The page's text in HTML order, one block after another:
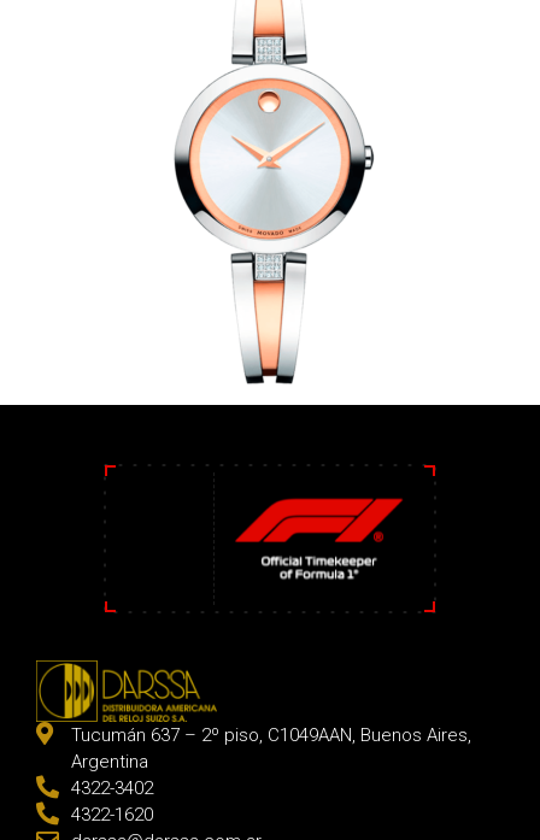
Tucumán 637 – 2º piso, C1049AAN, Buenos Aires,
Argentina
4322-3402
4322-1620